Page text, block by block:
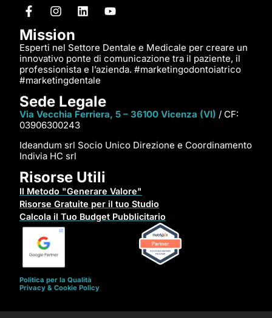
Mission
Esperti nel Settore Dentale e Medicale per creare un
innovativo ponte di comunicazione tra il paziente, il
professionista e l’azienda. #marketingodontoiatrico
#marketingdentale
Sede Legale
Via Vecchia Ferriera, 5 – 36100 Vicenza (VI) / CF:
03906300243
Ideandum srl Socio Unico Direzione e Coordinamento
Indivia HC srl
Risorse Utili
Il Metodo "Generare Valore"
Risorse Gratuite per il tuo Studio
Calcola il Tuo Budget Pubblicitario
Politica per la Qualità
Privacy & Cookie Policy